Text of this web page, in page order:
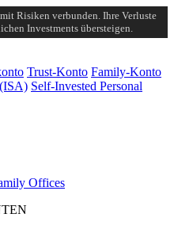
Risiken verbunden. Ihre Verluste
Investments übersteigen.
Trust-Konto Family-Konto
Self-Invested Personal
Offices